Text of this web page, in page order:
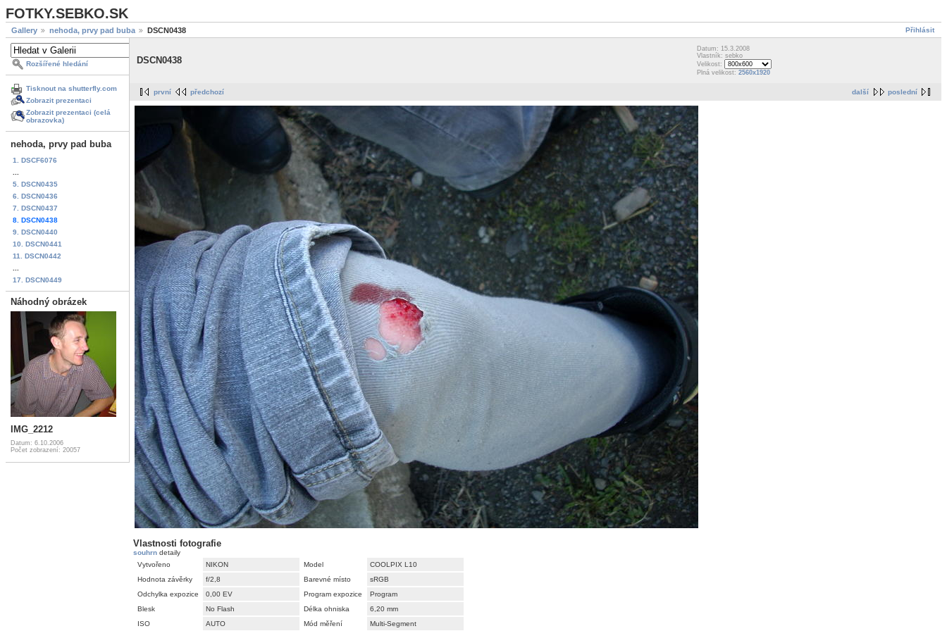
FOTKY.SEBKO.SK
Přihlásit
Gallery nehoda, prvy pad buba DSCN0438
Rozšířené hledání
Tisknout na shutterfly.com
Zobrazit prezentaci
Zobrazit prezentaci (celá
obrazovka)
nehoda, prvy pad buba
1. DSCF6076
5. DSCN0435
6. DSCN0436
7. DSCN0437
8. DSCN0438
9. DSCN0440
10. DSCN0441
11. DSCN0442
17. DSCN0449
Náhodný obrázek
IMG_2212
Datum: 6.10.2006
Počet zobrazení: 20057
DSCN0438
Datum: 15.3.2008
Vlastník: sebko
Velikost:
Plná velikost: 2560x1920
další poslední
první předchozí
Vlastnosti fotografie
souhrn detaily
Vytvořeno
NIKON Model
COOLPIX L10
Hodnota závěrky
f/2,8 Barevné místo
sRGB
Odchylka expozice
0,00 EV Program expozice
Program
Blesk
No Flash Délka ohniska
6,20 mm
ISO
AUTO Mód měření Multi-Segment